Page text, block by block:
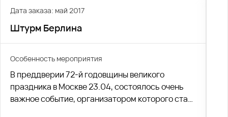
Дата заказа: май 2017
Штурм Берлина
Особенность мероприятия
В преддверии 72-й годовщины великого
праздника в Москве 23.04, состоялось очень
важное событие, организатором которого стал